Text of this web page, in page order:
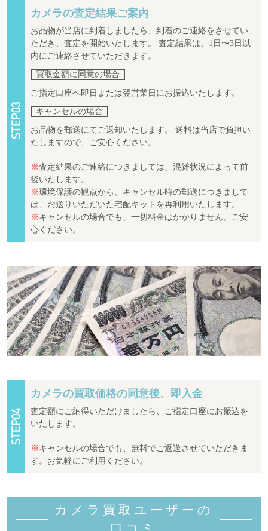
カメラの査定結果ご案内
お品物が当店に到着しましたら、到着のご連絡をさせてい
ただき、査定を開始いたします。 査定結果は、1日〜3日以
内にご連絡させていただきます。
買取金額に同意の場合
ご指定口座へ即日または翌営業日にお振込いたします。
キャンセルの場合
お品物を郵送にてご返却いたします。 送料は当店で負担い
たしますので、ご安心ください。
※査定結果のご連絡につきましては、混雑状況によって前
後いたします。
※環境保護の観点から、キャンセル時の郵送につきまして
は、お送りいただいた宅配キットを再利用いたします。
※キャンセルの場合でも、一切料金はかかりません。ご安
心ください。
カメラの買取価格の同意後、即入金
査定額にご納得いただけましたら、ご指定口座にお振込を
いたします。
※キャンセルの場合でも、無料でご返送させていただきま
す。お気軽にご利用ください。
カメラ買取ユーザーの